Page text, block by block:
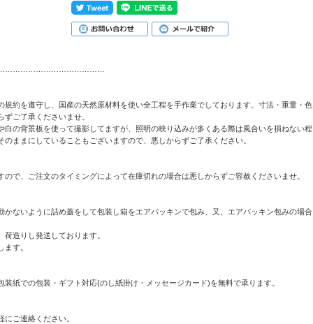
約を遵守し、国産の天然原材料を使い全工程を手作業でしております。寸法・重量・色
ご了承くださいませ。
の背景板を使って撮影してますが、照明の映り込みが多くある際は風合いを損ねない程
ままにしていることもございますので、悪しからずご了承ください。
で、ご注文のタイミングによって在庫切れの場合は悪しからずご容赦くださいませ。
かないように詰め蓋をして包装し箱をエアパッキンで包み、又、エアパッキン包みの場合
造りし発送しております。
す。
紙での包装・ギフト対応(のし紙掛け・メッセージカード)を無料で承ります。
ご連絡ください。